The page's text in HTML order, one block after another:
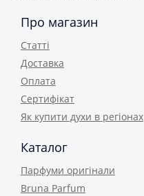
Про магазин
Статті
Доставка
Оплата
Сертифікат
Як купити духи в регіонах
Каталог
Парфуми оригінали
Bruna Parfum